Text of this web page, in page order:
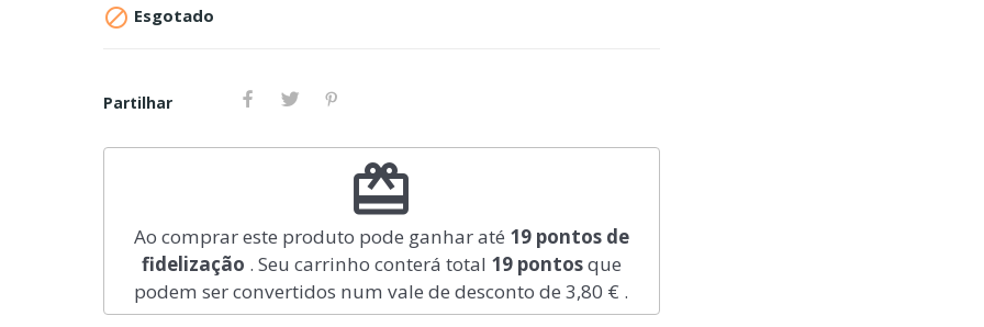
 Esgotado
Partilhar
redeem
Ao comprar este produto pode ganhar até 19pontos de
fidelização . Seu carrinho conterá total 19pontosque
podem ser convertidos num vale de desconto de3,80 € .